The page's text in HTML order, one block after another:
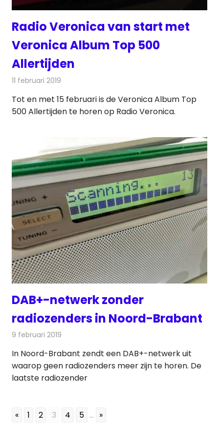
Radio Veronica van start met
Veronica Album Top 500
Allertijden
11 februari 2019
Tot en met 15 februari is de Veronica Album Top
500 Allertijden te horen op Radio Veronica.
DAB+-netwerk zonder
radiozenders in Noord-Brabant
9 februari 2019
In Noord-Brabant zendt een DAB+-netwerk uit
waarop geen radiozenders meer zijn te horen. De
laatste radiozender
« 1 2 3 4 5 ... »